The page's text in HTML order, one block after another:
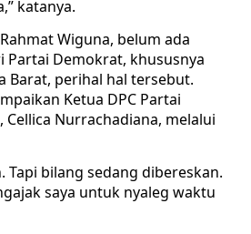
katanya.
Wiguna, belum ada
Demokrat, khususnya
Barat, perihal hal tersebut.
Ketua DPC Partai
Nurrachadiana, melalui
Tapi bilang sedang dibereskan.
saya untuk nyaleg waktu